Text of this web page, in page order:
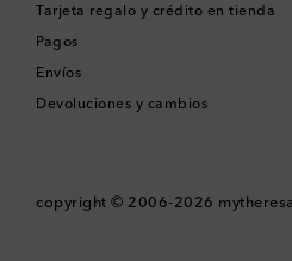
Tarjeta regalo y crédito en tienda
Pagos
Envíos
Devoluciones y cambios
copyright © 2006-2026